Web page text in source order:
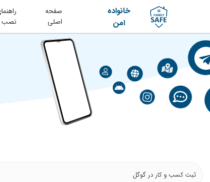
خانواده
امن
صفحه
اصلی
نصب
ثبت کسب و کار در گوگل